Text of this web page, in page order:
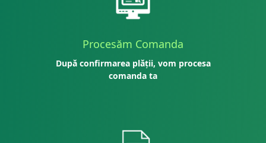
Procesăm Comanda
După confirmarea plății, vom procesa
comanda ta